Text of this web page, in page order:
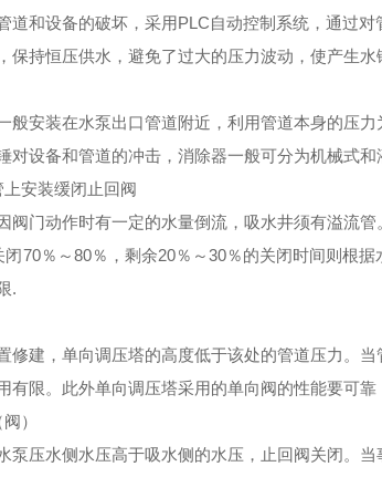
道和设备的破坏，采用PLC自动控制系统，通过
保持恒压供水，避免了过大的压力波动，使产生水
般安装在水泵出口管道附近，利用管道本身的压
对设备和管道的冲击，消除器一般可分为机械式
上安装缓闭止回阀
阀门动作时有一定的水量倒流，吸水井须有溢流
70％～80％，剩余20％～30％的关闭时间则根
.
修建，单向调压塔的高度低于该处的管道压力。
有限。此外单向调压塔采用的单向阀的性能要可
）
泵压水侧水压高于吸水侧的水压，止回阀关闭。